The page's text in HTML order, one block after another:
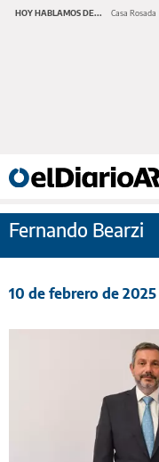
HOY HABLAMOS DE... Casa Rosada
Fernando Bearzi
10 de febrero de 2025